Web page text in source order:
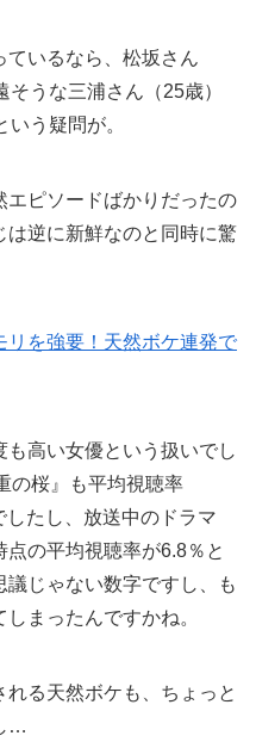
ているなら、松坂さん
そうな三浦さん（25歳）
う疑問が。
ピソードばかりだったの
は逆に新鮮なのと同時に驚
を強要！天然ボケ連発で
高い女優という扱いでし
の桜』も平均視聴率
たし、放送中のドラマ
点の平均視聴率が6.8％と
じゃない数字ですし、も
まったんですかね。
る天然ボケも、ちょっと
…